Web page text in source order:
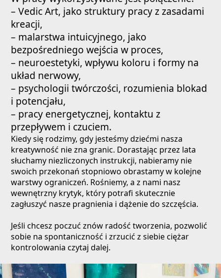
– Vedic Art, jako struktury pracy z zasadami
kreacji,
– malarstwa intuicyjnego, jako
bezpośredniego wejścia w proces,
– neuroestetyki, wpływu koloru i formy na
układ nerwowy,
– psychologii twórczości, rozumienia blokad
i potencjału,
– pracy energetycznej, kontaktu z
przepływem i czuciem.
Kiedy się rodzimy, gdy jesteśmy dziećmi nasza
kreatywność nie zna granic. Dorastając przez lata
słuchamy niezliczonych instrukcji, nabieramy nie
swoich przekonań stopniowo obrastamy w kolejne
warstwy ograniczeń. Rośniemy, a z nami nasz
wewnętrzny krytyk, który potrafi skutecznie
zagłuszyć nasze pragnienia i dążenie do szczęścia.
Jeśli chcesz poczuć znów radość tworzenia, pozwolić
sobie na spontaniczność i zrzucić z siebie ciężar
kontrolowania czytaj dalej.